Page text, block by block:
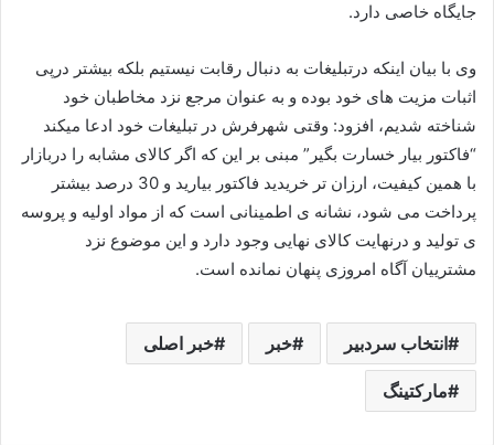
جایگاه خاصی دارد.
وی با بیان اینکه درتبلیغات به دنبال رقابت نیستیم بلکه بیشتر درپی
اثبات مزیت های خود بوده و به عنوان مرجع نزد مخاطبان خود
شناخته شدیم، افزود: وقتی شهرفرش در تبلیغات خود ادعا میکند
“فاکتور بیار خسارت بگیر” مبنی بر این که اگر کالای مشابه را دربازار
با همین کیفیت، ارزان تر خریدید فاکتور بیارید و 30 درصد بیشتر
پرداخت می شود، نشانه ی اطمینانی است که از مواد اولیه و پروسه
ی تولید و درنهایت کالای نهایی وجود دارد و این موضوع نزد
مشترییان آگاه امروزی پنهان نمانده است.
انتخاب سردبیر خبر خبر اصلی
مارکتینگ